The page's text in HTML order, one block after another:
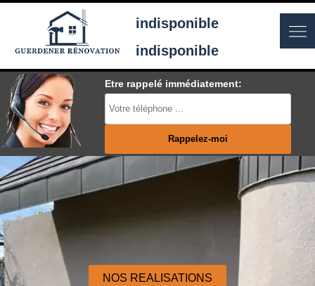
indisponible
indisponible
Etre rappelé immédiatement:
NOS REALISATIONS